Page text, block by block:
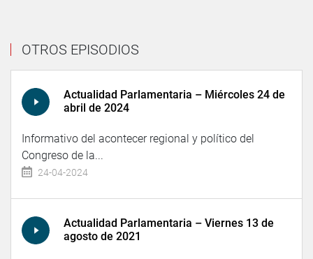
OTROS EPISODIOS
Actualidad Parlamentaria – Miércoles 24 de
abril de 2024
Informativo del acontecer regional y político del
Congreso de la...
24-04-2024
Actualidad Parlamentaria – Viernes 13 de
agosto de 2021